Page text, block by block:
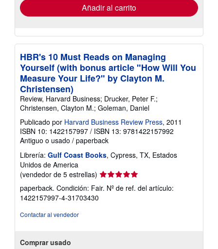
envío
Añadir al carrito
HBR's 10 Must Reads on Managing
Yourself (with bonus article "How Will You
Measure Your Life?" by Clayton M.
Christensen)
Review, Harvard Business; Drucker, Peter F.;
Christensen, Clayton M.; Goleman, Daniel
Publicado por Harvard Business Review Press, 2011
ISBN 10: 1422157997 / ISBN 13: 9781422157992
Antiguo o usado / paperback
Librería: Gulf Coast Books, Cypress, TX, Estados
Unidos de America
(vendedor de 5 estrellas) Calificación
del
vendedor:
paperback. Condición: Fair. Nº de ref. del artículo:
1422157997-4-31703430
Contactar al vendedor
Comprar usado